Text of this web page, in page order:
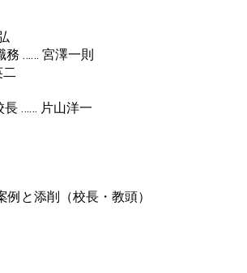
務 …… 宮澤一則
二
…… 片山洋一
と添削（校長・教頭）